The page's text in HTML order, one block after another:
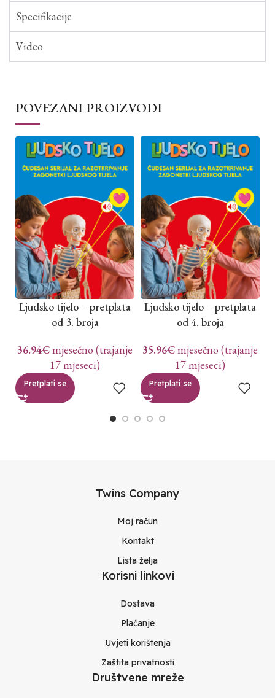
Specifikacije
Video
POVEZANI PROIZVODI
Ljudsko tijelo – pretplata
od 3. broja
36.94€mjesečno (trajanje
17 mjeseci)
Pretplati se
Ljudsko tijelo – pretplata
od 4. broja
35.96€mjesečno (trajanje
17 mjeseci)
Pretplati se
Twins Company
Moj račun
Kontakt
Lista želja
Korisni linkovi
Dostava
Plaćanje
Uvjeti korištenja
Zaštita privatnosti
Društvene mreže